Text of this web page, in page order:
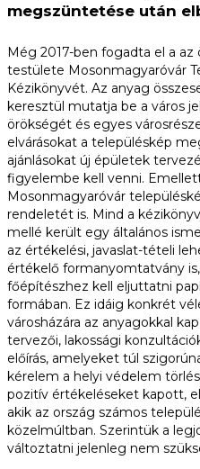
megszüntetése után
Még 2017-ben fogadta el a
testülete Mosonmagyaróvár
Kézikönyvét. Az anyag
keresztül mutatja be a város
örökségét és egyes
elvárásokat a településkép
ajánlásokat új épületek
figyelembe kell venni.
Mosonmagyaróvár
rendeletét is. Mind a
mellé került egy általános
az értékelési, javaslat-tételi
értékelő formanyomtatvány
főépítészhez kell eljuttatni
formában. Ez idáig konkrét
városházára az anyagokkal
tervezői, lakossági
előírás, amelyeket túl
kérelem a helyi védelem
pozitív értékeléseket kapott,
akik az ország számos
közelmúltban. Szerintük a
változtatni jelenleg nem